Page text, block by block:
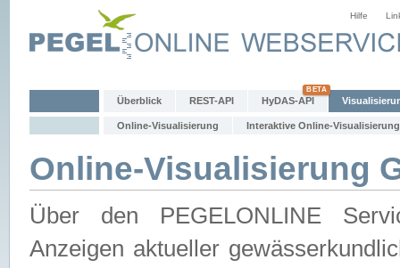
Hilfe
Überblick REST-API HyDAS-API
Online-Visualisierung Interaktive Online-Visualisierung
Online-Visualisierung
Über den PEGELONLINE
Anzeigen aktueller